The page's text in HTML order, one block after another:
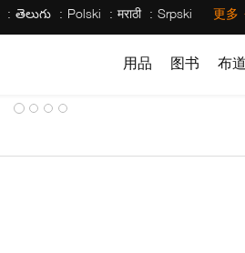
తెలుగు Polski मराठी Srpski 更多
用品 图书 布道